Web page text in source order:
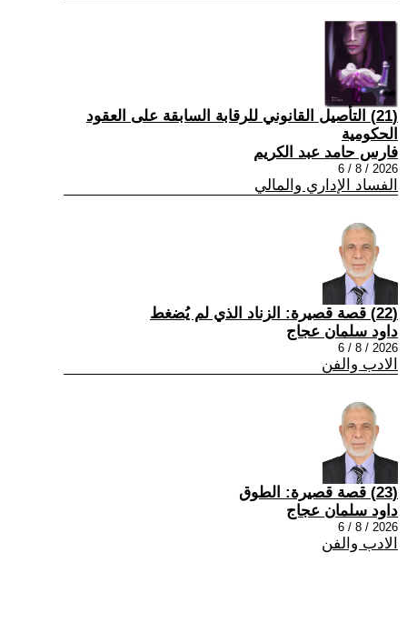
(21) التأصيل القانوني للرقابة السابقة على العقود
الحكومية
فارس حامد عبد الكريم
2026 / 8 / 6
الفساد الإداري والمالي
(22) قصة قصيرة: الزناد الذي لم يُضغط
داود سلمان عجاج
2026 / 8 / 6
الادب والفن
(23) قصة قصيرة: الطوق
داود سلمان عجاج
2026 / 8 / 6
الادب والفن